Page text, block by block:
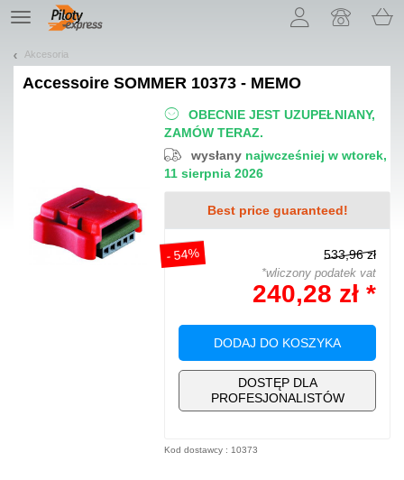
TE
navigation
Akcesoria
Accessoire SOMMER 10373 - MEMO
OBECNIE JEST UZUPEŁNIANY,
ZAMÓW TERAZ.
wysłany najwcześniej w wtorek,
11 sierpnia 2026
Best price guaranteed!
- 54% 533,96 zł
*wliczony podatek vat
240,28 zł *
DODAJ DO KOSZYKA
DOSTĘP DLA
PROFESJONALISTÓW
Kod dostawcy : 10373
Pozwól, że przedstawimy nasze ciasteczka!